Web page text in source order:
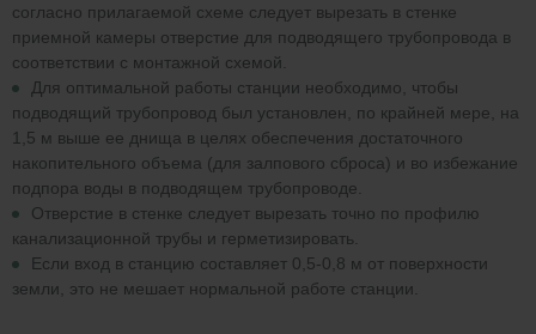
согласно прилагаемой схеме следует вырезать в стенке
приемной камеры отверстие для подводящего трубопровода в
соответствии с монтажной схемой.
Для оптимальной работы станции необходимо, чтобы
подводящий трубопровод был установлен, по крайней мере, на
1,5 м выше ее днища в целях обеспечения достаточного
накопительного объема (для залпового сброса) и во избежание
подпора воды в подводящем трубопроводе.
Отверстие в стенке следует вырезать точно по профилю
канализационной трубы и герметизировать.
Если вход в станцию составляет 0,5-0,8 м от поверхности
земли, это не мешает нормальной работе станции.